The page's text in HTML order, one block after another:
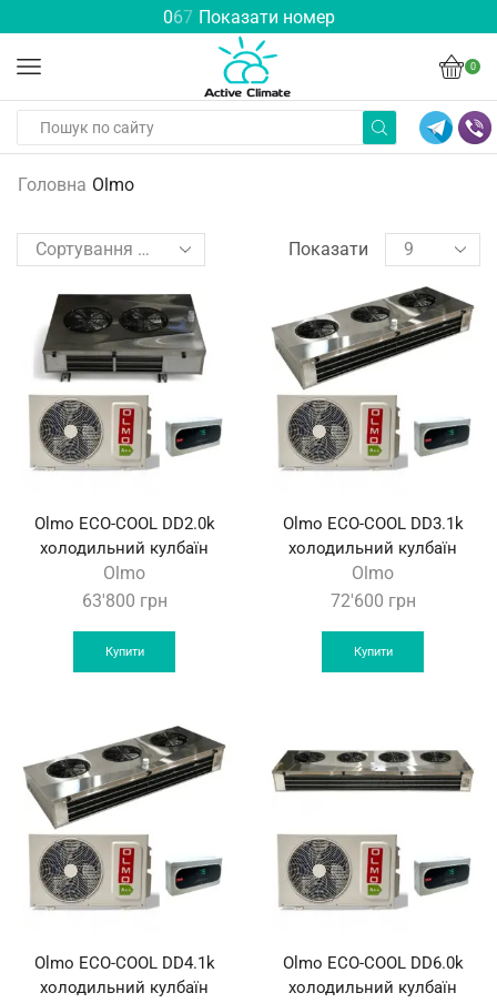
067 Показати номер
0
Головна Olmo
Показати
Olmo ECO-COOL DD2.0k
холодильний кулбаїн
Olmo
63'800 грн
Купити
Olmo ECO-COOL DD3.1k
холодильний кулбаїн
Olmo
72'600 грн
Купити
Olmo ECO-COOL DD4.1k
холодильний кулбаїн
Olmo ECO-COOL DD6.0k
холодильний кулбаїн